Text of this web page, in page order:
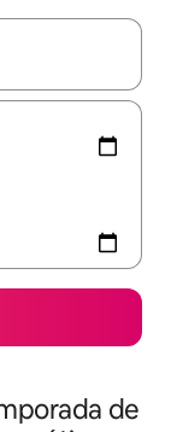
explore-os
de